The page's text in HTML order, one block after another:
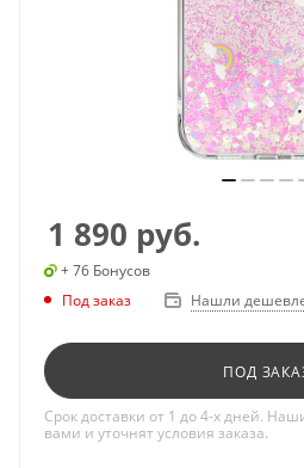
1 890 руб.
+ 76 Бонусов
Под заказ
Нашли
ПОД
Срок доставки от 1 до 4-х дней.
вами и уточнят условия заказа.